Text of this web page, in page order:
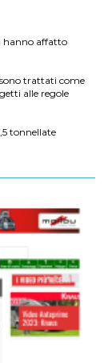
hanno affatto
trattati come
alle regole
tonnellate